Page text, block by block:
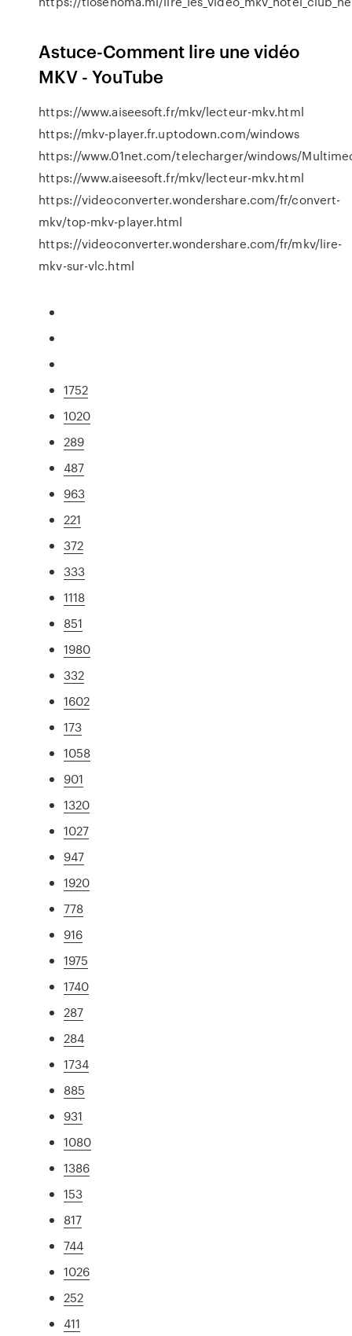
Astuce-Comment lire une vidéo
MKV - YouTube
https://www.aiseesoft.fr/mkv/lecteur-mkv.html
https://mkv-player.fr.uptodown.com/windows
https://www.01net.com/telecharger/windows/
https://www.aiseesoft.fr/mkv/lecteur-mkv.html
https://videoconverter.wondershare.com/fr/convert-
mkv/top-mkv-player.html
https://videoconverter.wondershare.com/fr/mkv/lire-
mkv-sur-vlc.html
1752
1020
289
487
963
221
372
333
1118
851
1980
332
1602
173
1058
901
1320
1027
947
1920
778
916
1975
1740
287
284
1734
885
931
1080
1386
153
817
744
1026
252
411